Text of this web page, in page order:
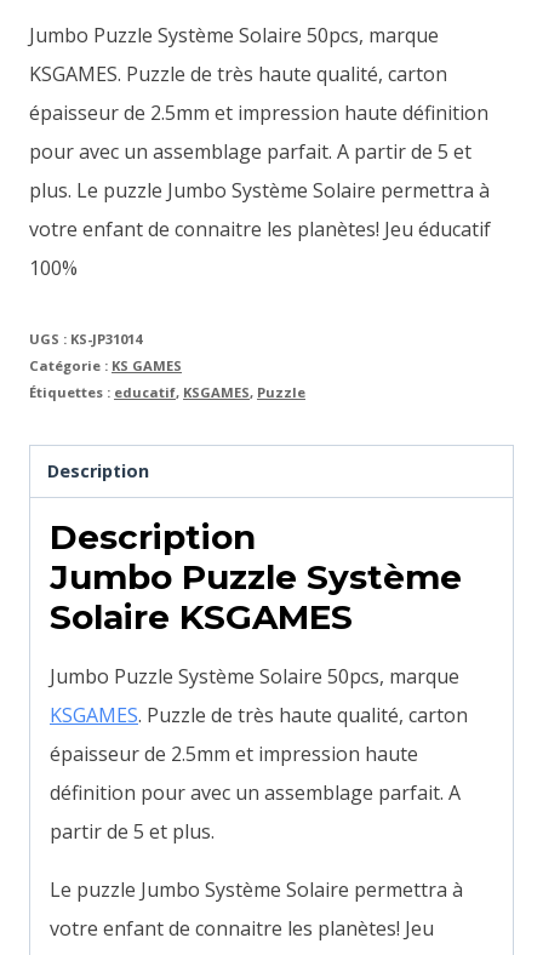
Jumbo Puzzle Système Solaire 50pcs, marque
KSGAMES. Puzzle de très haute qualité, carton
épaisseur de 2.5mm et impression haute définition
pour avec un assemblage parfait. A partir de 5 et
plus. Le puzzle Jumbo Système Solaire permettra à
votre enfant de connaitre les planètes! Jeu éducatif
100%
UGS : KS-JP31014
Catégorie : KS GAMES
Étiquettes : educatif, KSGAMES, Puzzle
Description
Description
Jumbo Puzzle Système
Solaire KSGAMES
Jumbo Puzzle Système Solaire 50pcs, marque
KSGAMES. Puzzle de très haute qualité, carton
épaisseur de 2.5mm et impression haute
définition pour avec un assemblage parfait. A
partir de 5 et plus.
Le puzzle Jumbo Système Solaire permettra à
votre enfant de connaitre les planètes! Jeu